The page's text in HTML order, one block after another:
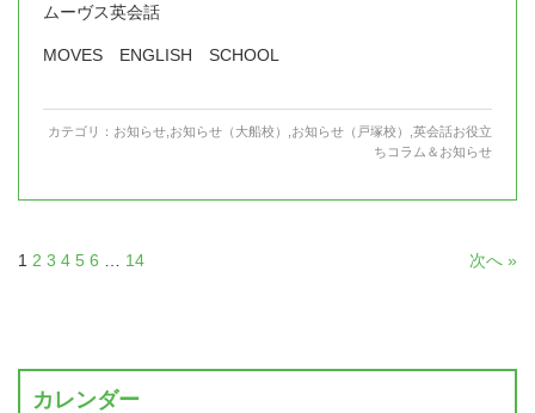
ムーヴス英会話
MOVES ENGLISH SCHOOL
カテゴリ： お知らせ お知らせ（大船校） お知らせ（戸塚校）
英会話お役立
ちコラム＆お知らせ
1 2 3 4 5 6 14 次へ »
カレンダー